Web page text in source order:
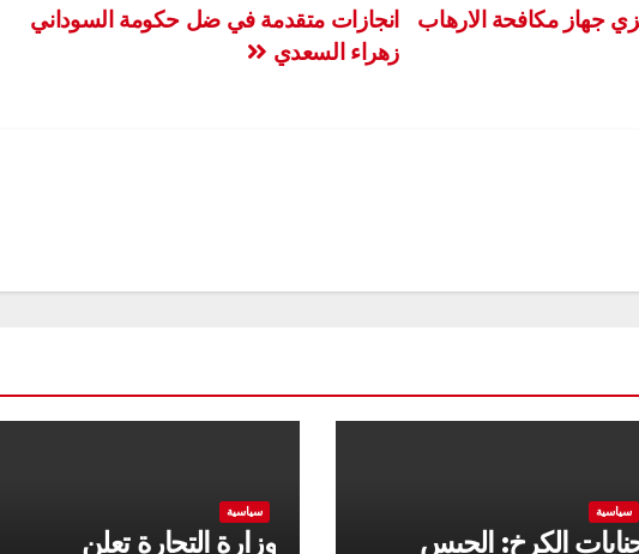
انجازات متقدمة في ضل حكومة السوداني
زهراء السعدي
جهاز مكافحة الارهاب
سياسية
الكرخ: الحبس
سياسية
وزارة التجارة تعلن